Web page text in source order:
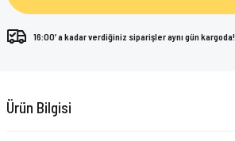
16:00’ a kadar verdiğiniz siparişler aynı gün kargoda!
Ürün Bilgisi